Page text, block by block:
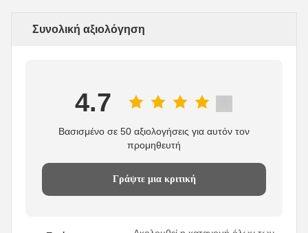
Συνολική αξιολόγηση
4.7
Βασισμένο σε 50 αξιολογήσεις για αυτόν τον
προμηθευτή
Γράψτε μια κριτική